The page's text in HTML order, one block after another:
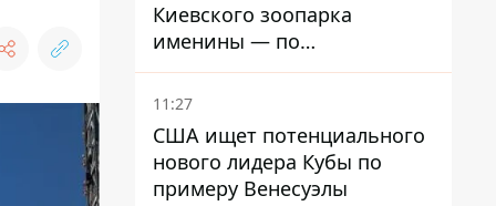
Киевского зоопарка
именины — по
человеческим меркам ему
уже больше 90 лет
11:27
США ищет потенциального
нового лидера Кубы по
примеру Венесуэлы